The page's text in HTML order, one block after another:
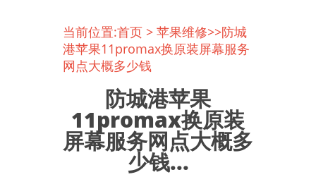
当前位置:首页 > 苹果维修>>防城
港苹果11promax换原装屏幕服务
网点大概多少钱
防城港苹果
11promax换原装
屏幕服务网点大概多
少钱...